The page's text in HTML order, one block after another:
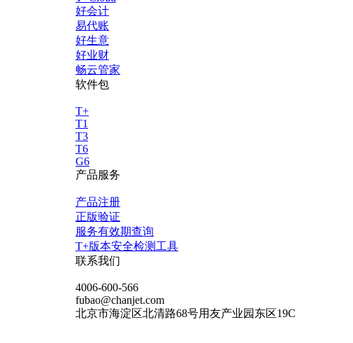
好会计
易代账
好生意
好业财
畅云管家
软件包
T+
T1
T3
T6
G6
产品服务
产品注册
正版验证
服务有效期查询
T+版本安全检测工具
联系我们
4006-600-566
fubao@chanjet.com
北京市海淀区北清路68号用友产业园东区19C